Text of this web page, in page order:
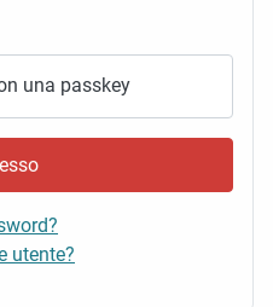
una passkey
utente?